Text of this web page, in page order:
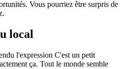
Vous pourriez être surpris de
local
l'expression C'est un petit
ça. Tout le monde semble